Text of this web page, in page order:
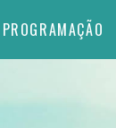
PROGRAMAÇÃO